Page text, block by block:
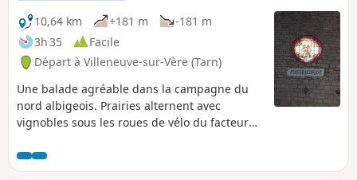
10,64 km
+181 m
-181 m
3h 35
Facile
Départ à Villeneuve-sur-Vère (Tarn)
Une balade agréable dans la campagne du
nord albigeois. Prairies alternent avec
vignobles sous les roues de vélo du facteur